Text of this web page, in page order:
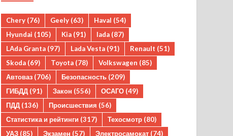
Chery (76) Geely (63) Haval (54)
Hyundai (105) Kia (91) lada (87)
LAda Granta (97) Lada Vesta (91) Renault (51)
Skoda (69) Toyota (78) Volkswagen (85)
Автоваз (706) Безопасность (209)
ГИБДД (91) Закон (556) ОСАГО (49)
ПДД (136) Происшествия (56)
Статистика и рейтинги (317) Техосмотр (80)
УАЗ (85) Экзамен (57) Электросамокат (74)